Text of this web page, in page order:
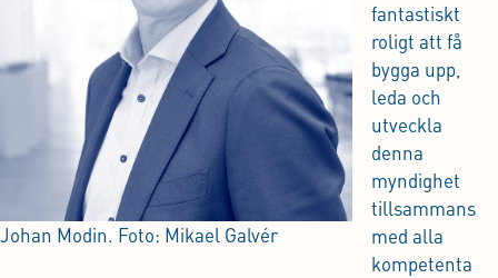
Johan Modin. Foto: Mikael Galvér
fantastiskt
roligt att få
bygga upp,
leda och
utveckla
denna
myndighet
tillsammans
med alla
kompetenta